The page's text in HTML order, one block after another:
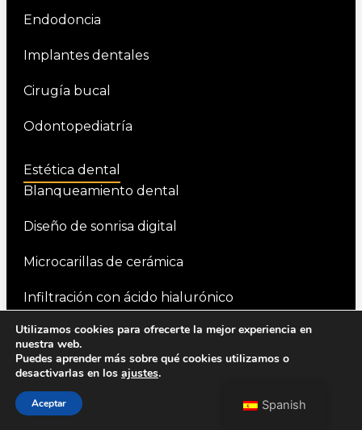
Endodoncia
Implantes dentales
Cirugía bucal
Odontopediatría
Estética dental
Blanqueamiento dental
Diseño de sonrisa digital
Microcarillas de cerámica
Infiltración con ácido hialurónico
Precio y financiación
Precio y financiación
Precio y financiación
Spanish
Utilizamos cookies para ofrecerte la mejor experiencia en
nuestra web.
Puedes aprender más sobre qué cookies utilizamos o
desactivarlas en los ajustes.
Aceptar